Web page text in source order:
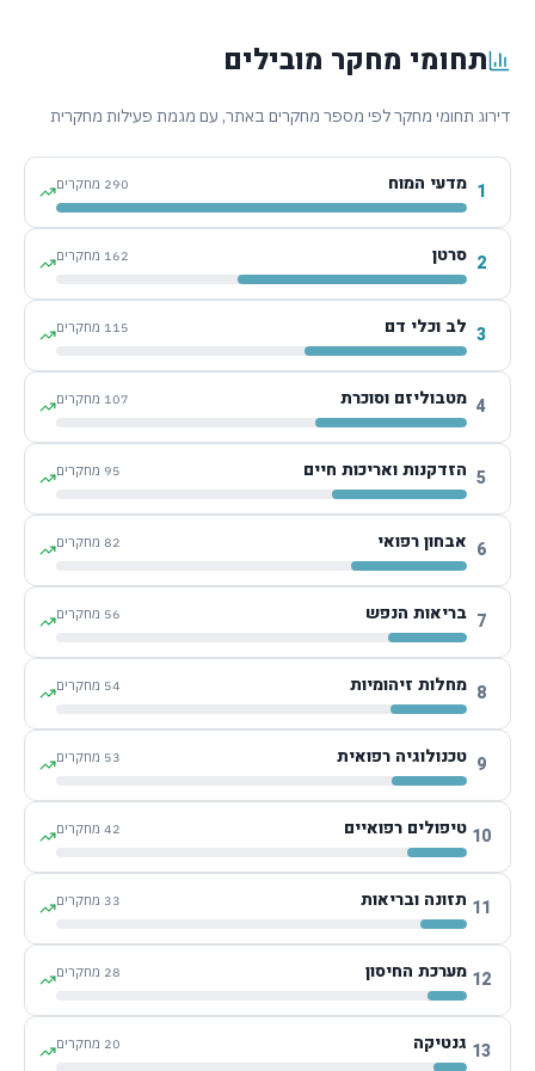
תחומי מחקר מובילים
דירוג תחומי מחקר לפי מספר מחקרים באתר, עם מגמת פעילות מחקרית
1 מדעי המוח 290 מחקרים
2 סרטן 162 מחקרים
3 לב וכלי דם 115 מחקרים
4 מטבוליזם וסוכרת 107 מחקרים
5 הזדקנות ואריכות חיים 95 מחקרים
6 אבחון רפואי 82 מחקרים
7 בריאות הנפש 56 מחקרים
8 מחלות זיהומיות 54 מחקרים
9 טכנולוגיה רפואית 53 מחקרים
10 טיפולים רפואיים 42 מחקרים
11 תזונה ובריאות 33 מחקרים
12 מערכת החיסון 28 מחקרים
13 גנטיקה 20 מחקרים